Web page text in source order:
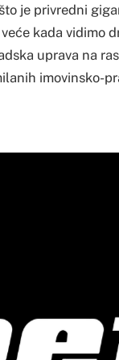
je privredni
kada vidimo
uprava na
imovinsko-